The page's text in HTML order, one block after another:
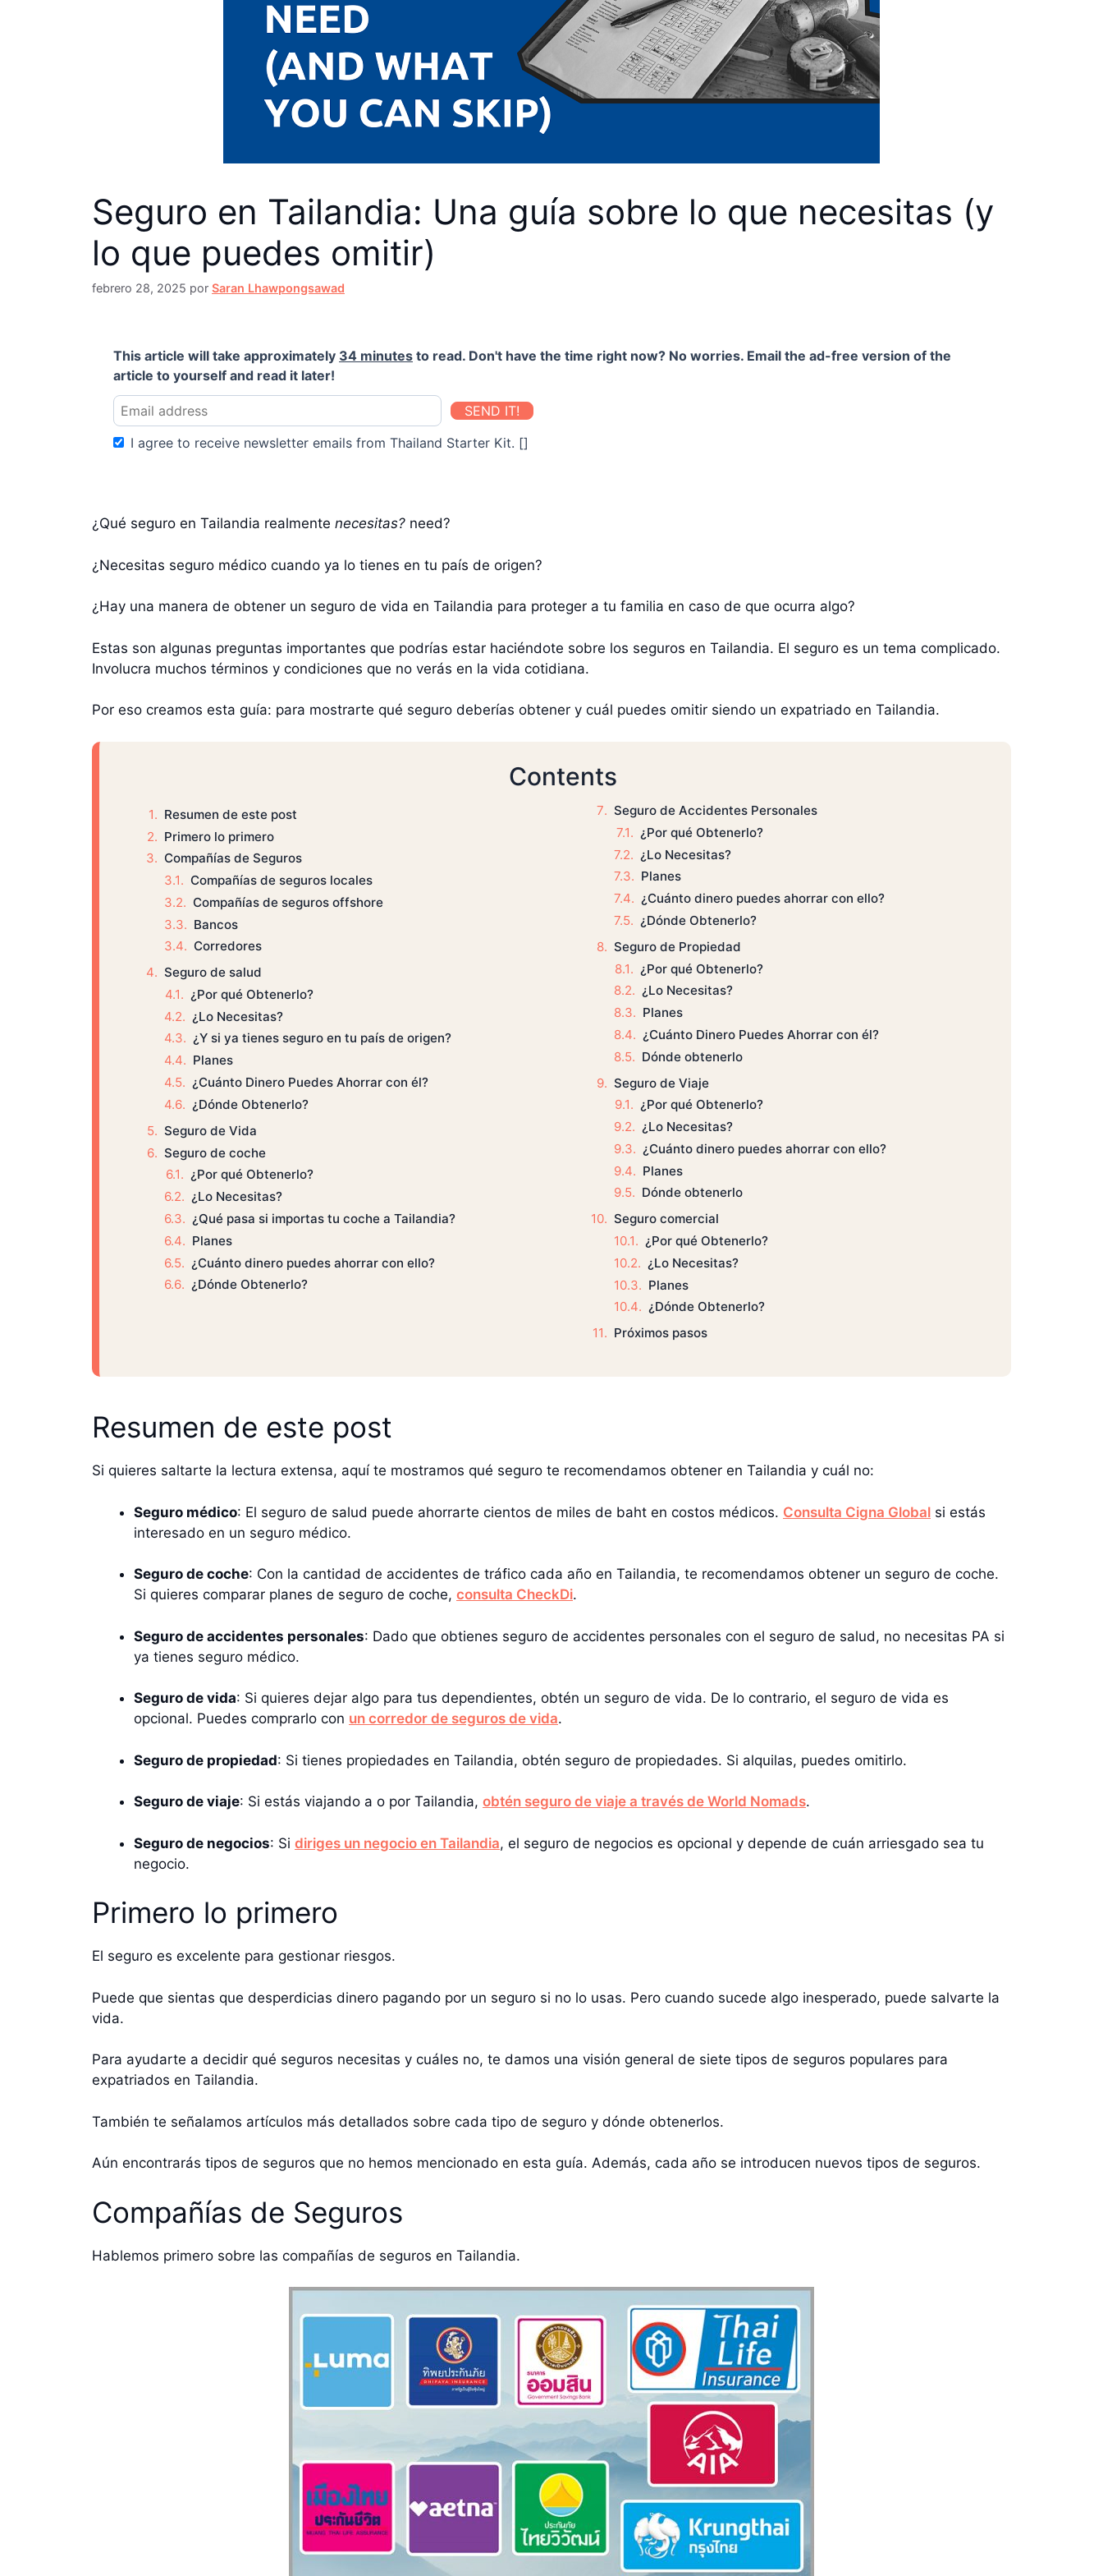
Seguro en Tailandia: Una guía sobre lo que necesitas (y
lo que puedes omitir)
febrero 28, 2025 por Saran Lhawpongsawad
This article will take approximately 34 minutes to read. Don't have the time right now? No worries. Email the ad-free version of the
article to yourself and read it later!
SEND IT!
I agree to receive newsletter emails from Thailand Starter Kit. []
¿Qué seguro en Tailandia realmente necesitas? need?
¿Necesitas seguro médico cuando ya lo tienes en tu país de origen?
¿Hay una manera de obtener un seguro de vida en Tailandia para proteger a tu familia en caso de que ocurra algo?
Estas son algunas preguntas importantes que podrías estar haciéndote sobre los seguros en Tailandia. El seguro es un tema complicado.
Involucra muchos términos y condiciones que no verás en la vida cotidiana.
Por eso creamos esta guía: para mostrarte qué seguro deberías obtener y cuál puedes omitir siendo un expatriado en Tailandia.
Contents
Resumen de este post
Primero lo primero
Compañías de Seguros
Compañías de seguros locales
Compañías de seguros offshore
Bancos
Corredores
Seguro de salud
¿Por qué Obtenerlo?
¿Lo Necesitas?
¿Y si ya tienes seguro en tu país de origen?
Planes
¿Cuánto Dinero Puedes Ahorrar con él?
¿Dónde Obtenerlo?
Seguro de Vida
Seguro de coche
¿Por qué Obtenerlo?
¿Lo Necesitas?
¿Qué pasa si importas tu coche a Tailandia?
Planes
¿Cuánto dinero puedes ahorrar con ello?
¿Dónde Obtenerlo?
Seguro de Accidentes Personales
¿Por qué Obtenerlo?
¿Lo Necesitas?
Planes
¿Cuánto dinero puedes ahorrar con ello?
¿Dónde Obtenerlo?
Seguro de Propiedad
¿Por qué Obtenerlo?
¿Lo Necesitas?
Planes
¿Cuánto Dinero Puedes Ahorrar con él?
Dónde obtenerlo
Seguro de Viaje
¿Por qué Obtenerlo?
¿Lo Necesitas?
¿Cuánto dinero puedes ahorrar con ello?
Planes
Dónde obtenerlo
Seguro comercial
¿Por qué Obtenerlo?
¿Lo Necesitas?
Planes
¿Dónde Obtenerlo?
Próximos pasos
Resumen de este post
Si quieres saltarte la lectura extensa, aquí te mostramos qué seguro te recomendamos obtener en Tailandia y cuál no:
Seguro médico: El seguro de salud puede ahorrarte cientos de miles de baht en costos médicos. Consulta Cigna Global si estás
interesado en un seguro médico.
Seguro de coche: Con la cantidad de accidentes de tráfico cada año en Tailandia, te recomendamos obtener un seguro de coche.
Si quieres comparar planes de seguro de coche, consulta CheckDi.
Seguro de accidentes personales: Dado que obtienes seguro de accidentes personales con el seguro de salud, no necesitas PA si
ya tienes seguro médico.
Seguro de vida: Si quieres dejar algo para tus dependientes, obtén un seguro de vida. De lo contrario, el seguro de vida es
opcional. Puedes comprarlo con un corredor de seguros de vida.
Seguro de propiedad: Si tienes propiedades en Tailandia, obtén seguro de propiedades. Si alquilas, puedes omitirlo.
Seguro de viaje: Si estás viajando a o por Tailandia, obtén seguro de viaje a través de World Nomads.
Seguro de negocios: Si diriges un negocio en Tailandia, el seguro de negocios es opcional y depende de cuán arriesgado sea tu
negocio.
Primero lo primero
El seguro es excelente para gestionar riesgos.
Puede que sientas que desperdicias dinero pagando por un seguro si no lo usas. Pero cuando sucede algo inesperado, puede salvarte la
vida.
Para ayudarte a decidir qué seguros necesitas y cuáles no, te damos una visión general de siete tipos de seguros populares para
expatriados en Tailandia.
También te señalamos artículos más detallados sobre cada tipo de seguro y dónde obtenerlos.
Aún encontrarás tipos de seguros que no hemos mencionado en esta guía. Además, cada año se introducen nuevos tipos de seguros.
Compañías de Seguros
Hablemos primero sobre las compañías de seguros en Tailandia.